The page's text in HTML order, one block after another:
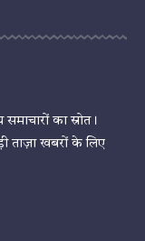
समाचारों का स्रोत।
ताज़ा खबरों के लिए